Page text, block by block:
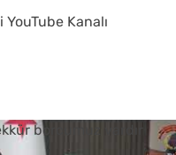
Kanalı
borcumuz vardır